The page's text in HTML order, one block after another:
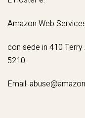
Amazon Web
con sede in 410
5210
Email: